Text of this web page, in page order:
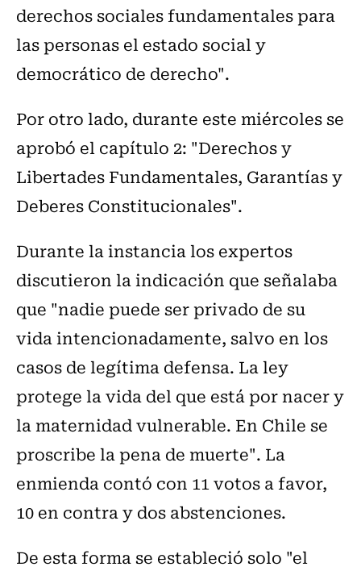
derechos sociales fundamentales para
las personas el estado social y
democrático de derecho".
Por otro lado, durante este miércoles se
aprobó el capítulo 2: "Derechos y
Libertades Fundamentales, Garantías y
Deberes Constitucionales".
Durante la instancia los expertos
discutieron la indicación que señalaba
que "nadie puede ser privado de su
vida intencionadamente, salvo en los
casos de legítima defensa. La ley
protege la vida del que está por nacer y
la maternidad vulnerable. En Chile se
proscribe la pena de muerte". La
enmienda contó con 11 votos a favor,
10 en contra y dos abstenciones.
De esta forma se estableció solo "el